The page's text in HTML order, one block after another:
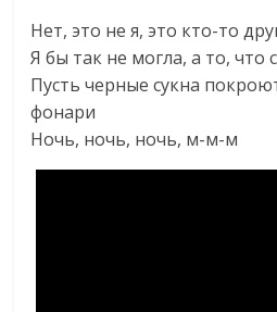
Нет, это не я, это кто-то
Я бы так не могла, а то, что
Пусть черные сукна
фонари
Ночь, ночь, ночь, м-м-м